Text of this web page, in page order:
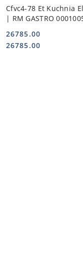
Cfvc4-78 Et Kuchnia
| RM GASTRO
Cena:
26785.00
Cena:
26785.00